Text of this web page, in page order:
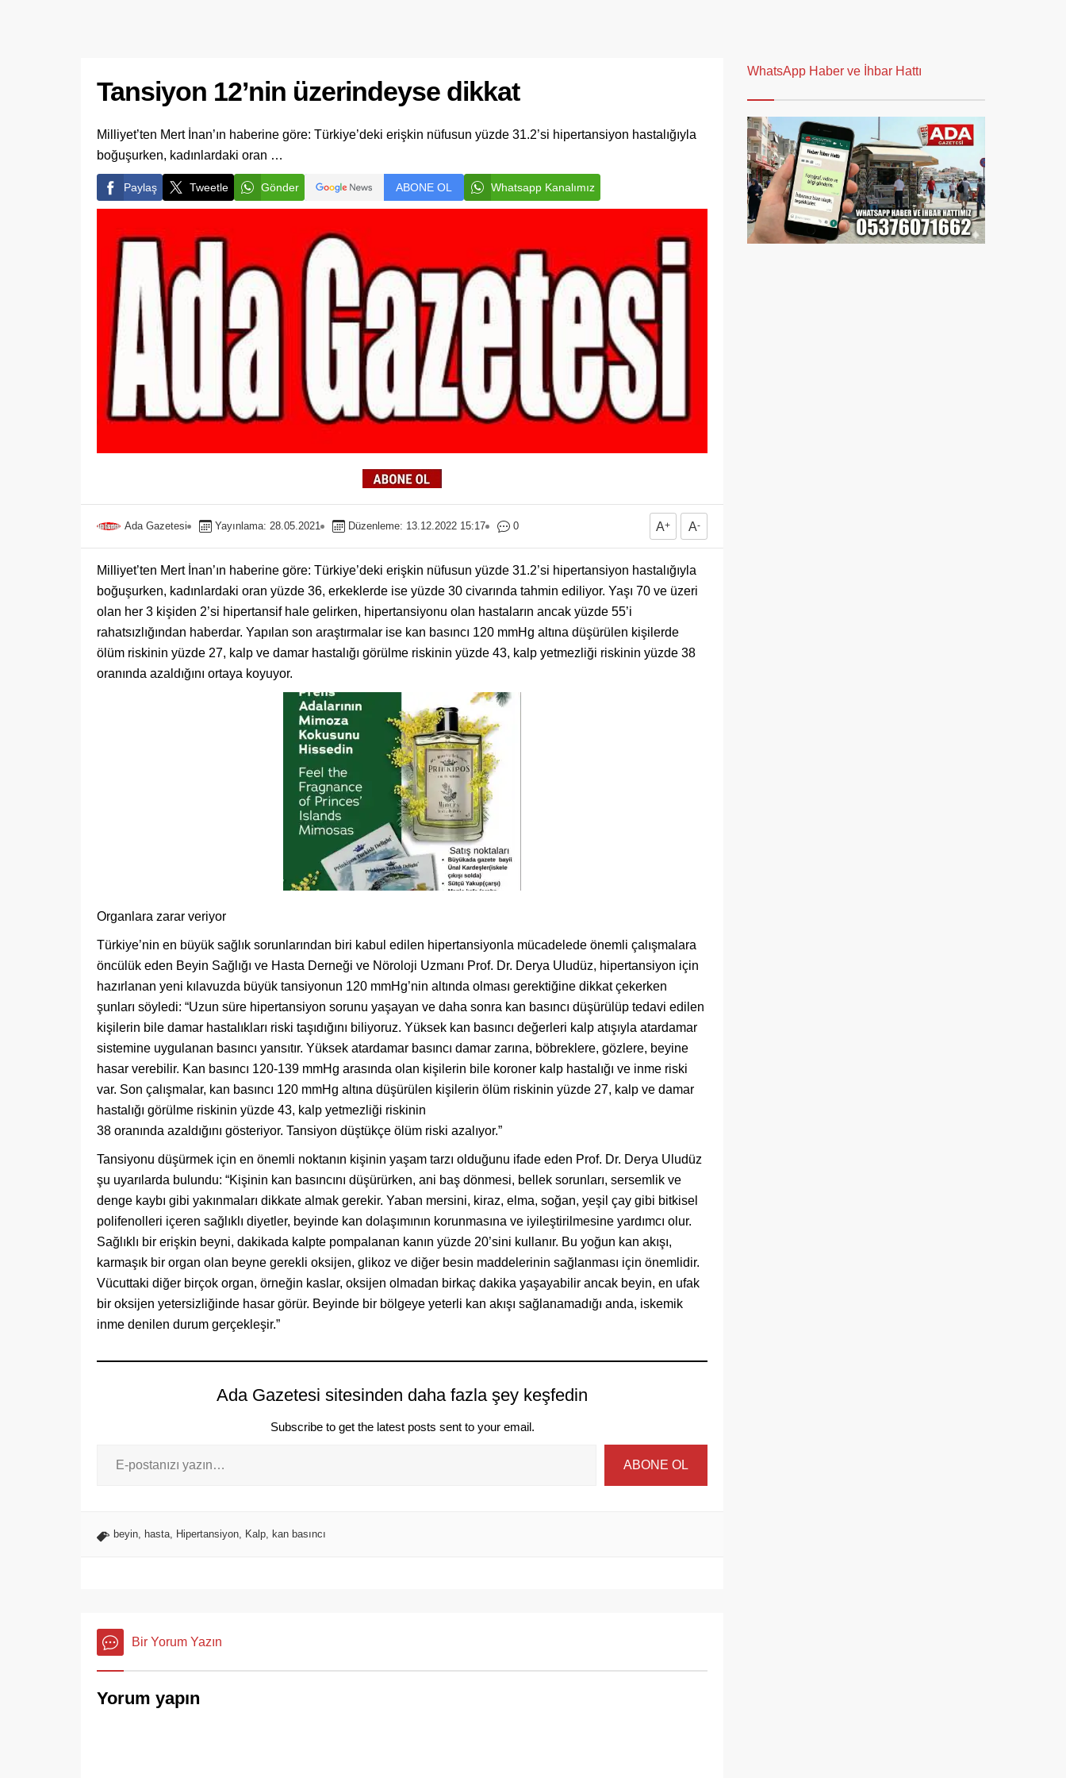
Tansiyon 12’nin üzerindeyse dikkat
Milliyet’ten Mert İnan’ın haberine göre: Türkiye’deki erişkin nüfusun yüzde 31.2’si hipertansiyon hastalığıyla
boğuşurken, kadınlardaki oran …
Paylaş Tweetle Gönder ABONE OL Whatsapp Kanalımız
Ada Gazetesi Yayınlama: 28.05.2021 Düzenleme: 13.12.2022 15:17 0 A+ A-
Milliyet’ten Mert İnan’ın haberine göre: Türkiye’deki erişkin nüfusun yüzde 31.2’si hipertansiyon hastalığıyla
boğuşurken, kadınlardaki oran yüzde 36, erkeklerde ise yüzde 30 civarında tahmin ediliyor. Yaşı 70 ve üzeri
olan her 3 kişiden 2’si hipertansif hale gelirken, hipertansiyonu olan hastaların ancak yüzde 55’i
rahatsızlığından haberdar. Yapılan son araştırmalar ise kan basıncı 120 mmHg altına düşürülen kişilerde
ölüm riskinin yüzde 27, kalp ve damar hastalığı görülme riskinin yüzde 43, kalp yetmezliği riskinin yüzde 38
oranında azaldığını ortaya koyuyor.
Organlara zarar veriyor
Türkiye’nin en büyük sağlık sorunlarından biri kabul edilen hipertansiyonla mücadelede önemli çalışmalara
öncülük eden Beyin Sağlığı ve Hasta Derneği ve Nöroloji Uzmanı Prof. Dr. Derya Uludüz, hipertansiyon için
hazırlanan yeni kılavuzda büyük tansiyonun 120 mmHg’nin altında olması gerektiğine dikkat çekerken
şunları söyledi: “Uzun süre hipertansiyon sorunu yaşayan ve daha sonra kan basıncı düşürülüp tedavi edilen
kişilerin bile damar hastalıkları riski taşıdığını biliyoruz. Yüksek kan basıncı değerleri kalp atışıyla atardamar
sistemine uygulanan basıncı yansıtır. Yüksek atardamar basıncı damar zarına, böbreklere, gözlere, beyine
hasar verebilir. Kan basıncı 120-139 mmHg arasında olan kişilerin bile koroner kalp hastalığı ve inme riski
var. Son çalışmalar, kan basıncı 120 mmHg altına düşürülen kişilerin ölüm riskinin yüzde 27, kalp ve damar
hastalığı görülme riskinin yüzde 43, kalp yetmezliği riskinin
38 oranında azaldığını gösteriyor. Tansiyon düştükçe ölüm riski azalıyor.”
Tansiyonu düşürmek için en önemli noktanın kişinin yaşam tarzı olduğunu ifade eden Prof. Dr. Derya Uludüz
şu uyarılarda bulundu: “Kişinin kan basıncını düşürürken, ani baş dönmesi, bellek sorunları, sersemlik ve
denge kaybı gibi yakınmaları dikkate almak gerekir. Yaban mersini, kiraz, elma, soğan, yeşil çay gibi bitkisel
polifenolleri içeren sağlıklı diyetler, beyinde kan dolaşımının korunmasına ve iyileştirilmesine yardımcı olur.
Sağlıklı bir erişkin beyni, dakikada kalpte pompalanan kanın yüzde 20’sini kullanır. Bu yoğun kan akışı,
karmaşık bir organ olan beyne gerekli oksijen, glikoz ve diğer besin maddelerinin sağlanması için önemlidir.
Vücuttaki diğer birçok organ, örneğin kaslar, oksijen olmadan birkaç dakika yaşayabilir ancak beyin, en ufak
bir oksijen yetersizliğinde hasar görür. Beyinde bir bölgeye yeterli kan akışı sağlanamadığı anda, iskemik
inme denilen durum gerçekleşir.”
Ada Gazetesi sitesinden daha fazla şey keşfedin
Subscribe to get the latest posts sent to your email.
ABONE OL
beyin, hasta, Hipertansiyon, Kalp, kan basıncı
Bir Yorum Yazın
Yorum yapın
WhatsApp Haber ve İhbar Hattı